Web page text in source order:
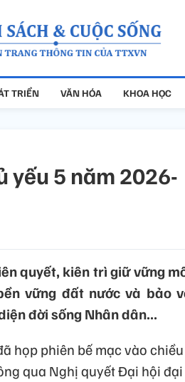
TRIỂN VĂN HÓA KHOA HỌC
yếu 5 năm 2026-
quyết, kiên trì giữ vững
vững đất nước và bảo
đời sống Nhân dân...
họp phiên bế mạc vào chiều
qua Nghị quyết Đại hội đại